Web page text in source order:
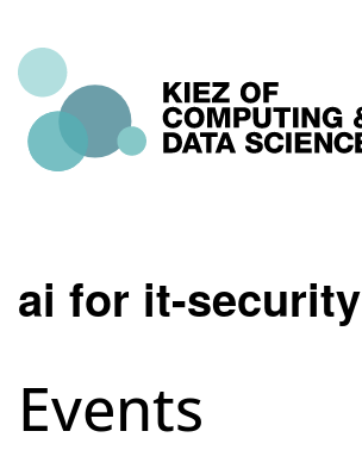
ai for it-security
Events